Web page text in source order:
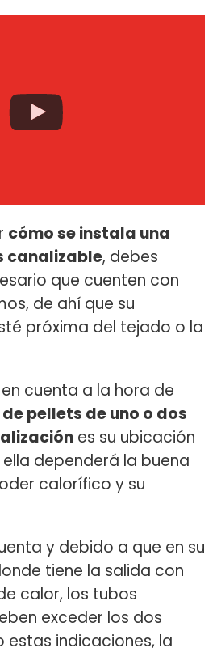
cómo se instala una
canalizable, debes
que cuenten con
de ahí que su
próxima del tejado o la
cuenta a la hora de
pellets de uno o dos
es su ubicación
ella dependerá la buena
calorífico y su
y debido a que en su
tiene la salida con
calor, los tubos
exceder los dos
estas indicaciones, la